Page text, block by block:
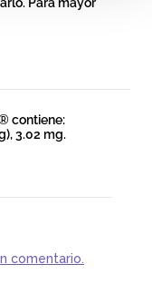
Para mayor
contiene:
3.02 mg.
comentario.